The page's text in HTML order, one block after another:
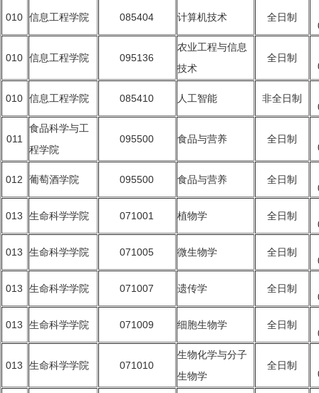
010 信息工程学院 085404 计算机技术 全日制
010 信息工程学院 095136
农业工程与信息
技术
全日制
010 信息工程学院 085410 人工智能 非全日制
011
食品科学与工
程学院
095500 食品与营养 全日制
012 葡萄酒学院 095500 食品与营养 全日制
013 生命科学学院 071001 植物学 全日制
013 生命科学学院 071005 微生物学 全日制
013 生命科学学院 071007 遗传学 全日制
013 生命科学学院 071009 细胞生物学 全日制
013 生命科学学院 071010
生物化学与分子
生物学
全日制